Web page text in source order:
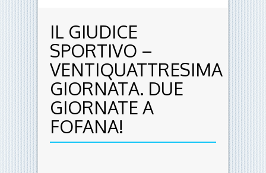
IL GIUDICE
SPORTIVO –
VENTIQUATTRESIMA
GIORNATA. DUE
GIORNATE A
FOFANA!